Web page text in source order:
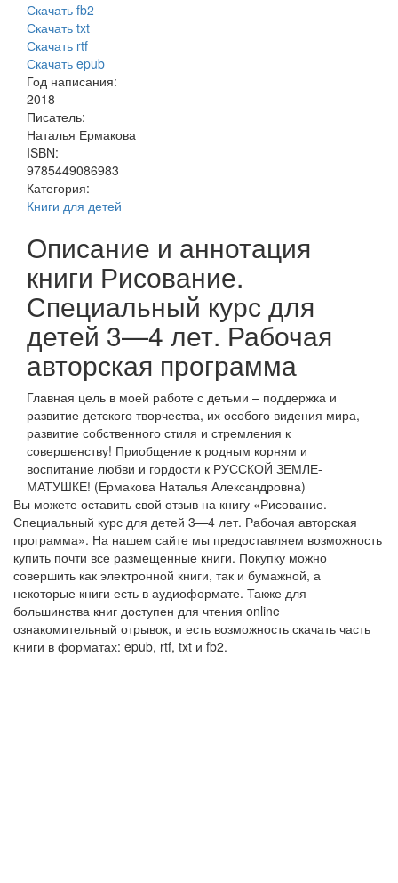
Скачать fb2
Скачать txt
Скачать rtf
Скачать epub
Год написания:
2018
Писатель:
Наталья Ермакова
ISBN:
9785449086983
Категория:
Книги для детей
Описание и аннотация
книги Рисование.
Специальный курс для
детей 3—4 лет. Рабочая
авторская программа
Главная цель в моей работе с детьми – поддержка и
развитие детского творчества, их особого видения мира,
развитие собственного стиля и стремления к
совершенству! Приобщение к родным корням и
воспитание любви и гордости к РУССКОЙ ЗЕМЛЕ-
МАТУШКЕ! (Ермакова Наталья Александровна)
Вы можете оставить свой отзыв на книгу «Рисование.
Специальный курс для детей 3—4 лет. Рабочая авторская
программа». На нашем сайте мы предоставляем возможность
купить почти все размещенные книги. Покупку можно
совершить как электронной книги, так и бумажной, а
некоторые книги есть в аудиоформате. Также для
большинства книг доступен для чтения online
ознакомительный отрывок, и есть возможность скачать часть
книги в форматах: epub, rtf, txt и fb2.